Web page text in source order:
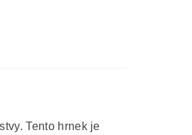
Tento hrnek je